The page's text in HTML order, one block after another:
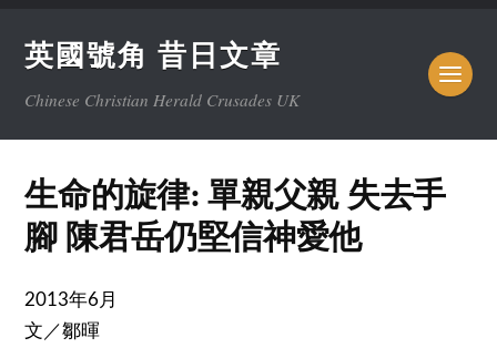
英國號角 昔日文章
Chinese Christian Herald Crusades UK
生命的旋律: 單親父親 失去手
腳 陳君岳仍堅信神愛他
2013年6月
文／鄒暉